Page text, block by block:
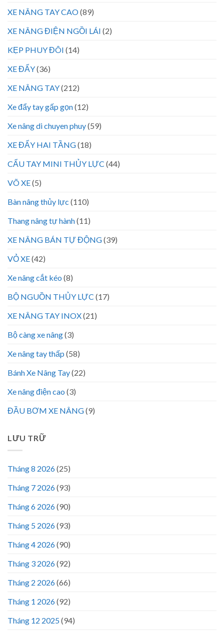
XE NÂNG TAY CAO(89)
XE NÂNG ĐIỆN NGỒI LÁI (2)
KẸP PHUY ĐÔI (14)
XE ĐẨY(36)
XE NÂNG TAY(212)
Xe đẩy tay gấp gọn(12)
Xe nâng di chuyen phuy(59)
XE ĐẨY HAI TẦNG(18)
CẨU TAY MINI THỦY LỰC (44)
VÕ XE(5)
Bàn nâng thủy lực (110)
Thang nâng tự hành(11)
XE NÂNG BÁN TỰ ĐỘNG(39)
VỎ XE(42)
Xe nâng cắt kéo (8)
BỘ NGUỒN THỦY LỰC (17)
XE NÂNG TAY INOX(21)
Bộ càng xe nâng(3)
Xe nâng tay thấp (58)
Bánh Xe Nâng Tay(22)
Xe nâng điện cao (3)
ĐẦU BƠM XE NÂNG(9)
LƯU TRỮ
Tháng 8 2026(25)
Tháng 7 2026(93)
Tháng 6 2026(90)
Tháng 5 2026(93)
Tháng 4 2026(90)
Tháng 3 2026(92)
Tháng 2 2026(66)
Tháng 1 2026(92)
Tháng 12 2025(94)